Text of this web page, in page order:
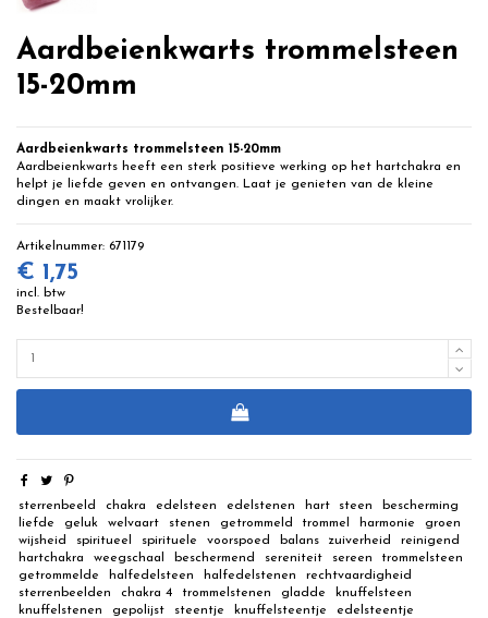
Aardbeienkwarts trommelsteen
15-20mm
Aardbeienkwarts trommelsteen 15-20mm
Aardbeienkwarts heeft een sterk positieve werking op het hartchakra en
helpt je liefde geven en ontvangen. Laat je genieten van de kleine
dingen en maakt vrolijker.
Artikelnummer: 671179
€ 1,75
incl. btw
Bestelbaar!
sterrenbeeld chakra edelsteen edelstenen hart steen
bescherming
liefde
geluk welvaart stenen getrommeld trommel harmonie
groen
wijsheid
spiritueel spirituele voorspoed balans zuiverheid
reinigend
hartchakra
weegschaal beschermend sereniteit sereen
trommelsteen
getrommelde
halfedelsteen halfedelstenen
rechtvaardigheid
sterrenbeelden
chakra 4 trommelstenen gladde
knuffelsteen
knuffelstenen
gepolijst steentje knuffelsteentje
edelsteentje